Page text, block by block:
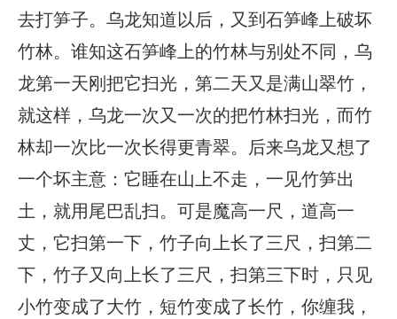
去打笋子。乌龙知道以后，又到石笋峰上破坏
竹林。谁知这石笋峰上的竹林与别处不同，乌
龙第一天刚把它扫光，第二天又是满山翠竹，
就这样，乌龙一次又一次的把竹林扫光，而竹
林却一次比一次长得更青翠。后来乌龙又想了
一个坏主意：它睡在山上不走，一见竹笋出
土，就用尾巴乱扫。可是魔高一尺，道高一
丈，它扫第一下，竹子向上长了三尺，扫第二
下，竹子又向上长了三尺，扫第三下时，只见
小竹变成了大竹，短竹变成了长竹，你缠我，